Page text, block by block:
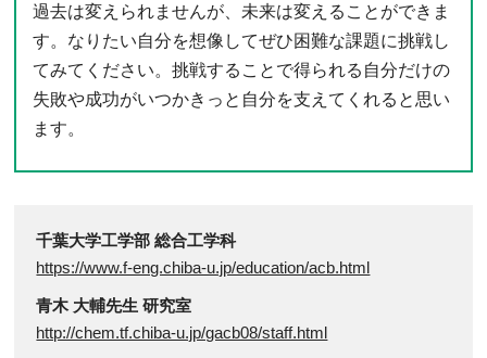
過去は変えられませんが、未来は変えることができま
す。なりたい自分を想像してぜひ困難な課題に挑戦し
てみてください。挑戦することで得られる自分だけの
失敗や成功がいつかきっと自分を支えてくれると思い
ます。
千葉大学工学部 総合工学科
https://www.f-eng.chiba-u.jp/education/acb.html
青木 大輔先生 研究室
http://chem.tf.chiba-u.jp/gacb08/staff.html